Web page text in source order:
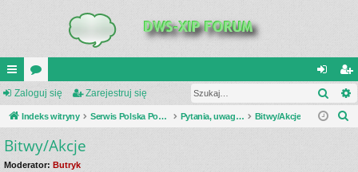
UI
C
K
_L
or
a
al
og
ar
ej
Zaloguj się Zarejestruj się
Indeks witryny Serwis Polska Podziemna Pytania, uwagi, dyskusje Bitwy/Akcje
Bitwy/Akcje
Moderator: Butryk